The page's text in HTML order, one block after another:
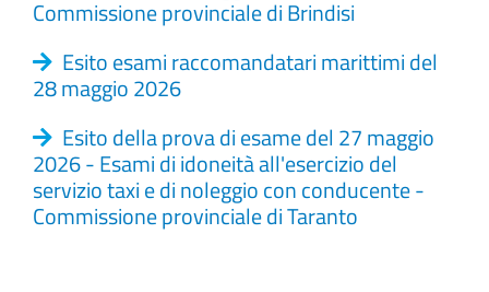
Commissione provinciale di Brindisi
Esito esami raccomandatari marittimi del
28 maggio 2026
Esito della prova di esame del 27 maggio
2026 - Esami di idoneità all'esercizio del
servizio taxi e di noleggio con conducente -
Commissione provinciale di Taranto